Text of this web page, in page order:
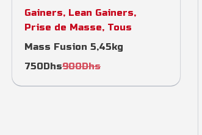
Gainers, Lean Gainers,
Prise de Masse, Tous
Mass Fusion 5,45kg
900Dhs
750Dhs